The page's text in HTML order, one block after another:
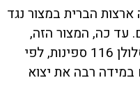
הברית במצור נגד
עד כה, המצור הזה,
הפועל במפרץ עומאן, הסיט ממסלולן 116 ספינות, לפי
רבה את יצוא